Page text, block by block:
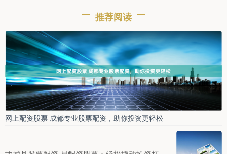
推荐阅读
网上配资股票 成都专业股票配资，助你投资更轻松